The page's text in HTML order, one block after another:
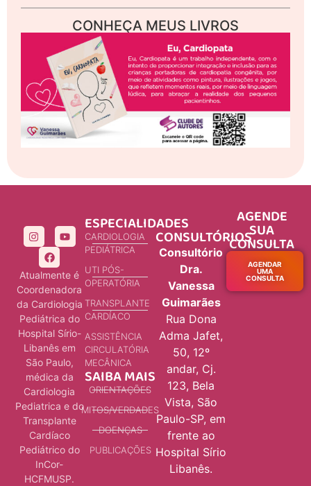
CONHEÇA MEUS LIVROS
Atualmente é
Coordenadora
da Cardiologia
Pediátrica do
Hospital Sírio-
Libanês em
São Paulo,
médica da
Cardiologia
Pediatrica e do
Transplante
Cardíaco
Pediátrico do
InCor-
HCFMUSP.
ESPECIALIDADES
CARDIOLOGIA
PEDIÁTRICA
UTI PÓS-
OPERATÓRIA
TRANSPLANTE
CARDÍACO
ASSISTÊNCIA
CIRCULATÓRIA
MECÂNICA
SAIBA MAIS
ORIENTAÇÕES
MITOS/VERDADES
DOENÇAS
PUBLICAÇÕES
CONSULTÓRIOS
Consultório
Dra.
Vanessa
Guimarães
Rua Dona
Adma Jafet,
50, 12º
andar, Cj.
123, Bela
Vista, São
Paulo-SP, em
frente ao
Hospital Sírio
Libanês.
AGENDE
SUA
CONSULTA
AGENDAR
UMA
CONSULTA